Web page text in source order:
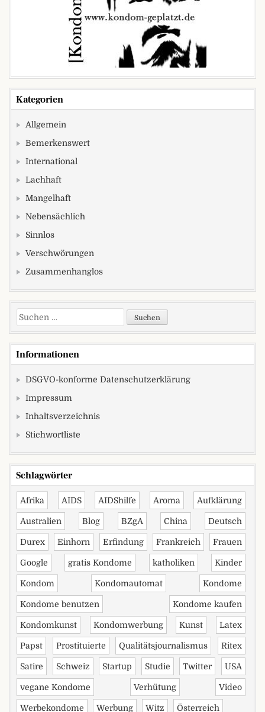
Kategorien
Allgemein
Bemerkenswert
International
Lachhaft
Mangelhaft
Nebensächlich
Sinnlos
Verschwörungen
Zusammenhanglos
Suchen nach:
Informationen
DSGVO-konforme Datenschutzerklärung
Impressum
Inhaltsverzeichnis
Stichwortliste
Schlagwörter
Afrika AIDS AIDShilfe Aroma Aufklärung
Australien Blog BZgA China Deutsch
Durex Einhorn Erfindung Frankreich Frauen
Google gratis Kondome katholiken Kinder
Kondom Kondomautomat Kondome
Kondome benutzen Kondome kaufen
Kondomkunst Kondomwerbung Kunst Latex
Papst Prostituierte Qualitätsjournalismus Ritex
Satire Schweiz Startup Studie Twitter USA
vegane Kondome Verhütung Video
Werbekondome Werbung Witz Österreich